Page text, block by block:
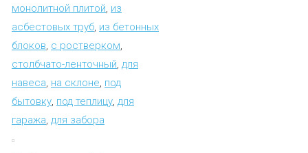
монолитной плитой, из
асбестовых труб, из бетонных
блоков, с ростверком,
столбчато-ленточный, для
навеса, на склоне, под
бытовку, под теплицу, для
гаража, для забора